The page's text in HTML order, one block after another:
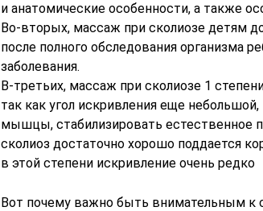
и анатомические особенности, а также
Во-вторых, массаж при сколиозе детям
после полного обследования организма
заболевания.
В-третьих, массаж при сколиозе 1
так как угол искривления еще
мышцы, стабилизировать естественное
сколиоз достаточно хорошо поддается
в этой степени искривление очень редко
Вот почему важно быть внимательным к